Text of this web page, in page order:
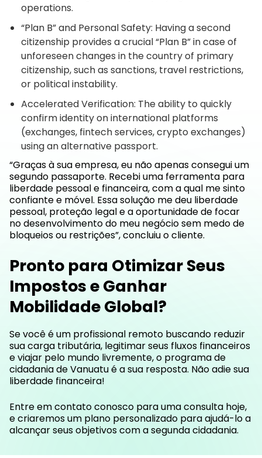
operations.
“Plan B” and Personal Safety: Having a second
citizenship provides a crucial “Plan B” in case of
unforeseen changes in the country of primary
citizenship, such as sanctions, travel restrictions,
or political instability.
Accelerated Verification: The ability to quickly
confirm identity on international platforms
(exchanges, fintech services, crypto exchanges)
using an alternative passport.
“Graças à sua empresa, eu não apenas consegui um
segundo passaporte. Recebi uma ferramenta para
liberdade pessoal e financeira, com a qual me sinto
confiante e móvel. Essa solução me deu liberdade
pessoal, proteção legal e a oportunidade de focar
no desenvolvimento do meu negócio sem medo de
bloqueios ou restrições”, concluiu o cliente.
Pronto para Otimizar Seus
Impostos e Ganhar
Mobilidade Global?
Se você é um profissional remoto buscando reduzir
sua carga tributária, legitimar seus fluxos financeiros
e viajar pelo mundo livremente, o programa de
cidadania de Vanuatu é a sua resposta. Não adie sua
liberdade financeira!
Entre em contato conosco para uma consulta hoje,
e criaremos um plano personalizado para ajudá-lo a
alcançar seus objetivos com a segunda cidadania.